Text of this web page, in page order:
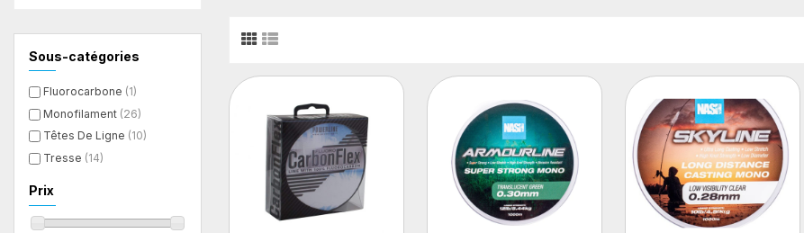
Sous-catégories
Fluorocarbone (1)
Monofilament (26)
Têtes De Ligne (10)
Tresse (14)
Prix